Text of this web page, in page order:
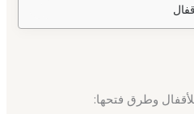
وطرق فتحها: